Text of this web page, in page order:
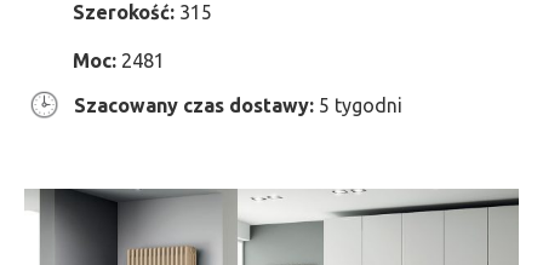
Szerokość: 315
Moc: 2481
Szacowany czas dostawy: 5 tygodni